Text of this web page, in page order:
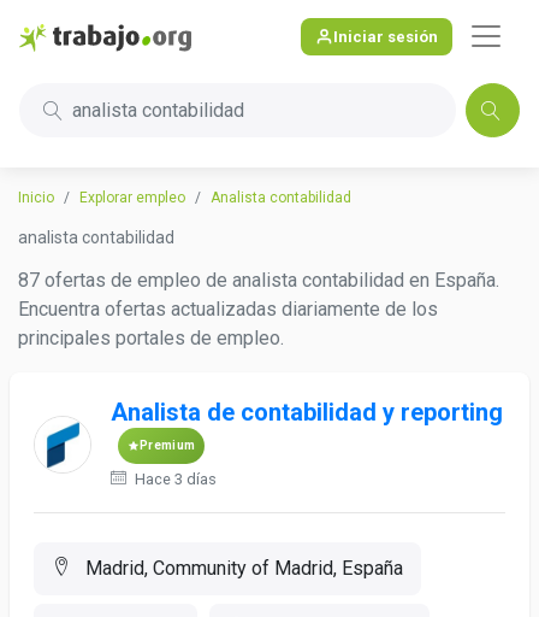
Iniciar sesión
analista contabilidad
Inicio Explorar empleo Analista contabilidad
analista contabilidad
87 ofertas de empleo de analista contabilidad en España.
Encuentra ofertas actualizadas diariamente de los
principales portales de empleo.
Analista de contabilidad y reporting
Premium
Hace 3 días
Madrid, Community of Madrid, España